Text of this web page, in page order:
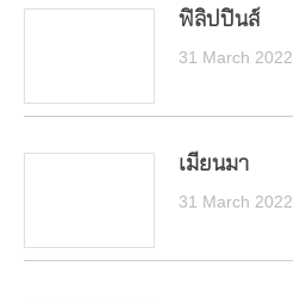
ฟิลิปปินส์
31 March 2022
เมียนมา
31 March 2022